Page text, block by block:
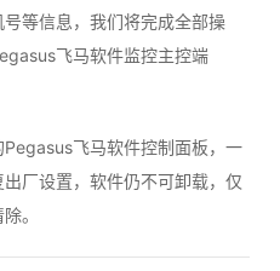
等信息，我们将完成全部操
飞马软件监控主控端
飞马软件控制面板，一
厂设置，软件仍不可卸载，仅
。